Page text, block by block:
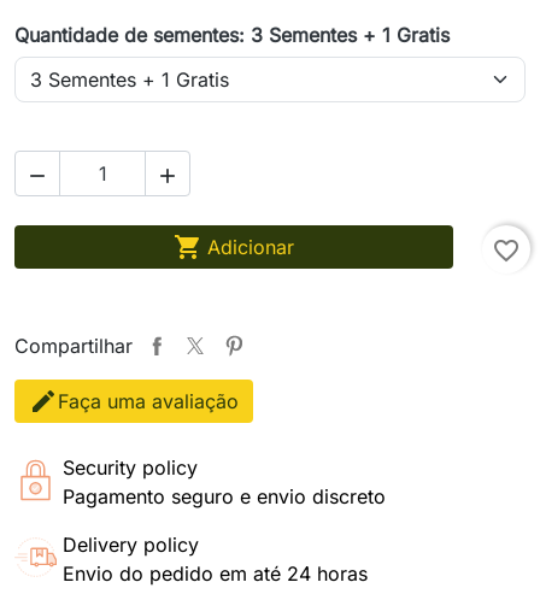
Quantidade de sementes: 3 Sementes + 1 Gratis
 
 Adicionar favorite_border
Compartilhar
Faça uma avaliação
Security policy
Pagamento seguro e envio discreto
Delivery policy
Envio do pedido em até 24 horas